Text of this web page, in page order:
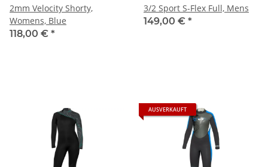
2mm Velocity Shorty,
Womens, Blue
118,00 € *
3/2 Sport S-Flex Full, Mens
149,00 € *
AUSVERKAUFT